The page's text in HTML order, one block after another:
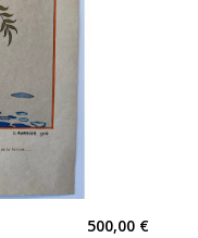
500,00 €